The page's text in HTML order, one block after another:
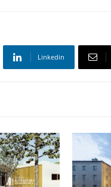
Linkedin